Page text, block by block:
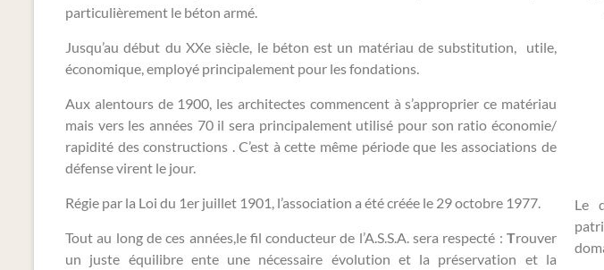
particulièrement le béton armé.
Jusqu’au début du XXe siècle, le béton est un matériau de substitution, utile,
économique, employé principalement pour les fondations.
Aux alentours de 1900, les architectes commencent à s’approprier ce matériau
mais vers les années 70 il sera principalement utilisé pour son ratio économie/
rapidité des constructions . C’est à cette même période que les associations de
défense virent le jour.
Régie par la Loi du 1er juillet 1901, l’association a été créée le 29 octobre 1977.
Tout au long de ces années,le fil conducteur de l’A.S.S.A. sera respecté : Trouver
un juste équilibre ente une nécessaire évolution et la préservation et la
Le